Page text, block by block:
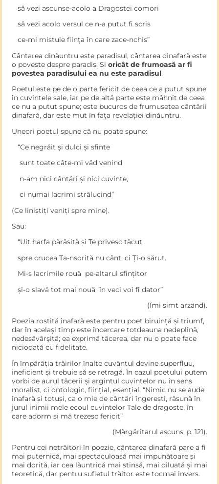
să vezi ascunse-acolo a Dragostei comori
să vezi acolo versul ce n-a putut fi scris
ce-mi mistuie ființa în care zace-nchis”
Cântarea dinăuntru este paradisul, cântarea dinafară este
o poveste despre paradis. Și oricât de frumoasă ar fi
povestea paradisului ea nu este paradisul.
Poetul este pe de o parte fericit de ceea ce a putut spune
în cuvintele sale, iar pe de altă parte este mâhnit de ceea
ce nu a putut spune; este bucuros de frumusețea cântării
dinafară, dar este mut în fața revelației dinăuntru.
Uneori poetul spune că nu poate spune:
“Ce negrăit și dulci și sfinte
sunt toate câte-mi văd venind
n-am nici cântări și nici cuvinte,
ci numai lacrimi strălucind”
(Ce liniștiți veniți spre mine).
Sau:
“Uit harfa părăsită și Te privesc tăcut,
spre crucea Ta-nsorită nu cânt, ci Ți-o sărut.
Mi-s lacrimile rouă pe-altarul sfințitor
și-o slavă tot mai nouă în veci voi fi dator”
(Îmi simt arzând).
Poezia rostită înafară este pentru poet biruință și triumf,
dar în același timp este încercare totdeauna nedeplină,
nedesăvârşită; ea exprimă tăcerea, dar nu o poate face
niciodată cu fidelitate.
În împărăția trăirilor înalte cuvântul devine superfluu,
ineficient și trebuie să se retragă. În cazul poetului putem
vorbi de aurul tăcerii și argintul cuvintelor nu în sens
moralist, ci ontologic, ființial, esențial: “Nimic nu se aude
înafară și totuși, ca o mie de cântări îngerești, răsună în
jurul inimii mele ecoul cuvintelor Tale de dragoste, în
care adorm și mă trezesc fericit”
(Mărgăritarul ascuns, p. 121).
Pentru cei netrăitori în poezie, cântarea dinafară pare a fi
mai puternică, mai spectaculoasă mai impunătoare și
mai dorită, iar cea lăuntrică mai stinsă, mai diluată și mai
teoretică, dar pentru sufletul trăitor este tocmai invers.